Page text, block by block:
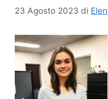
23 Agosto 2023 di